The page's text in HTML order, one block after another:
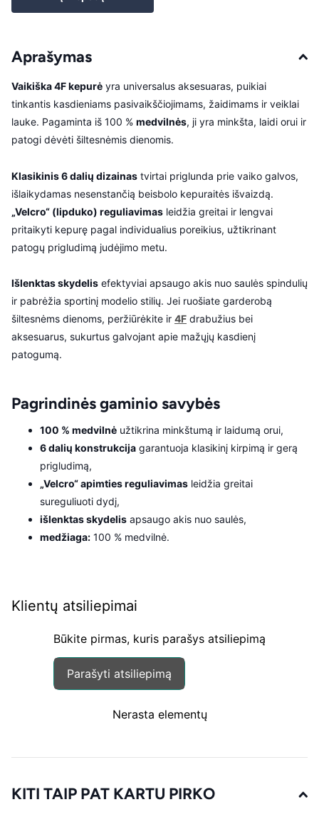
Aprašymas
Vaikiška 4F kepurė yra universalus aksesuaras, puikiai
tinkantis kasdieniams pasivaikščiojimams, žaidimams ir veiklai
lauke. Pagaminta iš 100 % medvilnės, ji yra minkšta, laidi orui ir
patogi dėvėti šiltesnėmis dienomis.
Klasikinis 6 dalių dizainas tvirtai priglunda prie vaiko galvos,
išlaikydamas nesenstančią beisbolo kepuraitės išvaizdą.
„Velcro“ (lipduko) reguliavimas leidžia greitai ir lengvai
pritaikyti kepurę pagal individualius poreikius, užtikrinant
patogų prigludimą judėjimo metu.
Išlenktas skydelis efektyviai apsaugo akis nuo saulės spindulių
ir pabrėžia sportinį modelio stilių. Jei ruošiate garderobą
šiltesnėms dienoms, peržiūrėkite ir 4F drabužius bei
aksesuarus, sukurtus galvojant apie mažųjų kasdienį
patogumą.
Pagrindinės gaminio savybės
100 % medvilnė užtikrina minkštumą ir laidumą orui,
6 dalių konstrukcija garantuoja klasikinį kirpimą ir gerą
prigludimą,
„Velcro“ apimties reguliavimas leidžia greitai
sureguliuoti dydį,
išlenktas skydelis apsaugo akis nuo saulės,
medžiaga: 100 % medvilnė.
Klientų atsiliepimai
Būkite pirmas, kuris parašys atsiliepimą
Parašyti atsiliepimą
Nerasta elementų
KITI TAIP PAT KARTU PIRKO